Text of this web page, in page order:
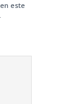
este